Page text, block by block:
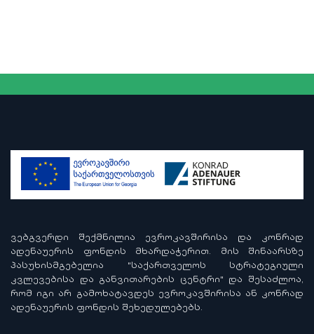
ᲕᲔᲑᲒᲕᲔᲠᲓᲘ ᲨᲔᲥᲛᲜᲘᲚᲘᲐ ᲔᲕᲠᲝᲙᲐᲕᲨᲘᲠᲘᲡᲐ ᲓᲐ ᲙᲝᲜᲠᲐᲓ
ᲐᲓᲔᲜᲐᲣᲔᲠᲘᲡ ᲤᲝᲜᲓᲘᲡ ᲛᲮᲐᲠᲓᲐᲭᲔᲠᲘᲗ. ᲛᲘᲡ ᲨᲘᲜᲐᲐᲠᲡᲖᲔ
ᲞᲐᲡᲣᲮᲘᲡᲛᲒᲔᲑᲔᲚᲘᲐ "ᲡᲐᲥᲐᲠᲗᲕᲔᲚᲝᲡ ᲡᲢᲠᲐᲢᲔᲒᲘᲣᲚᲘ
ᲙᲕᲚᲔᲕᲔᲑᲘᲡᲐ ᲓᲐ ᲒᲐᲜᲕᲘᲗᲐᲠᲔᲑᲘᲡ ᲪᲔᲜᲢᲠᲘ" ᲓᲐ ᲨᲔᲡᲐᲫᲚᲝᲐ,
ᲠᲝᲛ ᲘᲒᲘ ᲐᲠ ᲒᲐᲛᲝᲮᲐᲢᲐᲕᲓᲔᲡ ᲔᲕᲠᲝᲙᲐᲕᲨᲘᲠᲘᲡᲐ ᲐᲜ ᲙᲝᲜᲠᲐᲓ
ᲐᲓᲔᲜᲐᲣᲔᲠᲘᲡ ᲤᲝᲜᲓᲘᲡ ᲨᲔᲮᲔᲓᲣᲚᲔᲑᲔᲑᲡ.